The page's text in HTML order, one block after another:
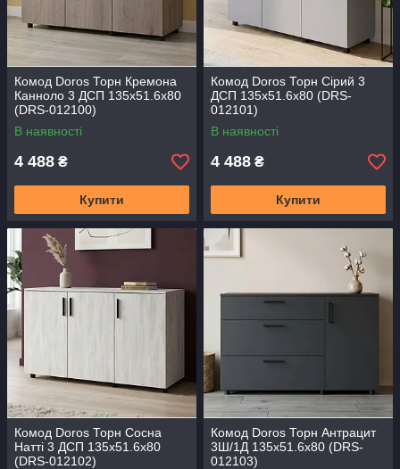
Комод Doros Торн Кремона
Канноло 3 ДСП 135х51.6х80
(DRS-012100)
В наявності
4 488 ₴
Купити
Комод Doros Торн Сірий 3
ДСП 135х51.6х80 (DRS-
012101)
В наявності
4 488 ₴
Купити
Комод Doros Торн Сосна
Натті 3 ДСП 135х51.6х80
(DRS-012102)
Комод Doros Торн Антрацит
3Ш/1Д 135х51.6х80 (DRS-
012103)